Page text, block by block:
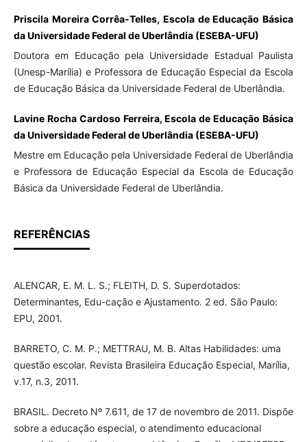
Priscila Moreira Corrêa-Telles, Escola de Educação Básica
da Universidade Federal de Uberlândia (ESEBA-UFU)
Doutora em Educação pela Universidade Estadual Paulista
(Unesp-Marília) e Professora de Educação Especial da Escola
de Educação Básica da Universidade Federal de Uberlândia.
Lavine Rocha Cardoso Ferreira, Escola de Educação Básica
da Universidade Federal de Uberlândia (ESEBA-UFU)
Mestre em Educação pela Universidade Federal de Uberlândia
e Professora de Educação Especial da Escola de Educação
Básica da Universidade Federal de Uberlândia.
REFERÊNCIAS
ALENCAR, E. M. L. S.; FLEITH, D. S. Superdotados:
Determinantes, Edu-cação e Ajustamento. 2 ed. São Paulo:
EPU, 2001.
BARRETO, C. M. P.; METTRAU, M. B. Altas Habilidades: uma
questão escolar. Revista Brasileira Educação Especial, Marília,
v.17, n.3, 2011.
BRASIL. Decreto Nº 7.611, de 17 de novembro de 2011. Dispõe
sobre a educação especial, o atendimento educacional